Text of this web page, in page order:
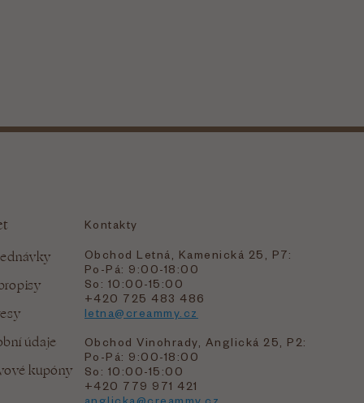
údaje
kupóny
Kontakty
Obchod Letná, Kamenická 25, P7:
Po-Pá: 9:00-18:00
So: 10:00-15:00
+420 725 483 486
letna@creammy.cz
Obchod Vinohrady, Anglická 25, P2:
Po-Pá: 9:00-18:00
So: 10:00-15:00
+420 779 971 421